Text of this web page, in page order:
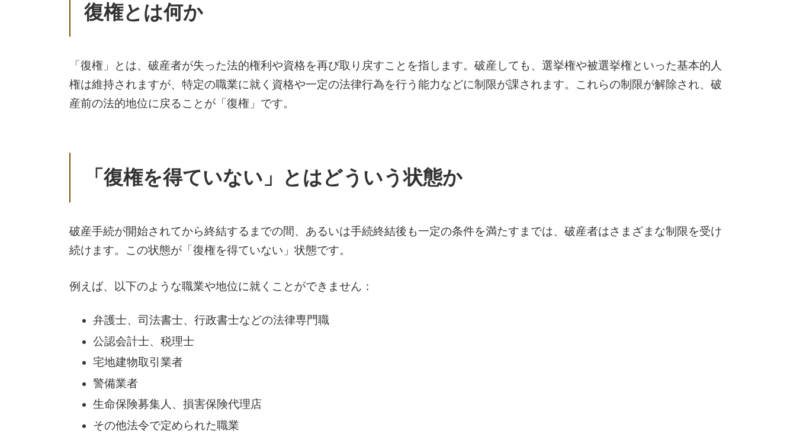
復権とは何か
「復権」とは、破産者が失った法的権利や資格を再び取り戻すことを指します。破産しても、選挙権や被選挙権といった基本的人
権は維持されますが、特定の職業に就く資格や一定の法律行為を行う能力などに制限が課されます。これらの制限が解除され、破
産前の法的地位に戻ることが「復権」です。
「復権を得ていない」とはどういう状態か
破産手続が開始されてから終結するまでの間、あるいは手続終結後も一定の条件を満たすまでは、破産者はさまざまな制限を受け
続けます。この状態が「復権を得ていない」状態です。
例えば、以下のような職業や地位に就くことができません：
弁護士、司法書士、行政書士などの法律専門職
公認会計士、税理士
宅地建物取引業者
警備業者
生命保険募集人、損害保険代理店
その他法令で定められた職業